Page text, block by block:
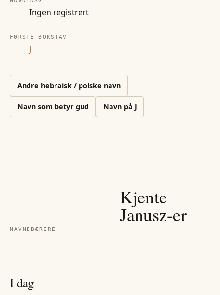
Ingen registrert
FØRSTE BOKSTAV
J
Andre hebraisk / polske navn
Navn som betyr gud Navn på J
NAVNEBÆRERE
Kjente
Janusz-er
I dag